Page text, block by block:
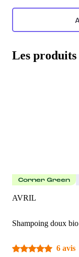
Les
Corner Green
AVRIL
Shampoing doux bio
6 avis